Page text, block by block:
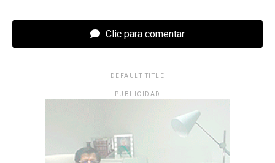
Clic para comentar
DEFAULT TITLE
PUBLICIDAD